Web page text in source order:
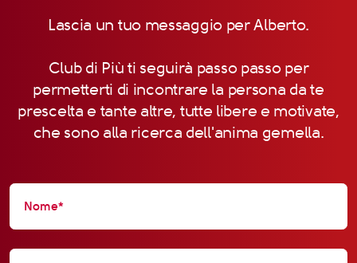
Lascia un tuo messaggio per Alberto.
Club di Più ti seguirà passo passo per
permetterti di incontrare la persona da te
prescelta e tante altre, tutte libere e motivate,
che sono alla ricerca dell'anima gemella.